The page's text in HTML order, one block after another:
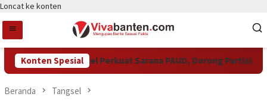
Loncat ke konten
Konten Spesial
Pemkot Tangsel Perkuat Sarana PAUD, Dorong Partisipasi
Beranda Tangsel